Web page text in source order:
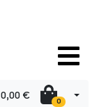
0,00 € 0